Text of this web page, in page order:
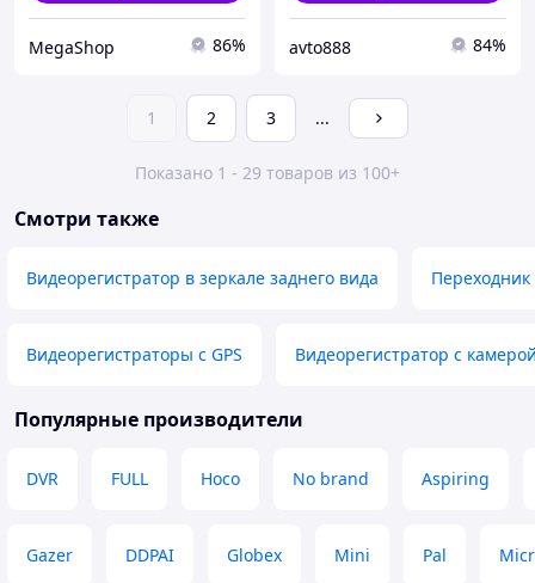
MegaShop 86% avto888 84%
1 2 3 ...
Показано 1 - 29 товаров из 100+
Смотри также
Видеорегистратор в зеркале заднего вида
Видеорегистраторы с GPS Видеорегистратор с
Популярные производители
DVR FULL Hoco No brand Aspiring
Gazer DDPAI Globex Mini Pal